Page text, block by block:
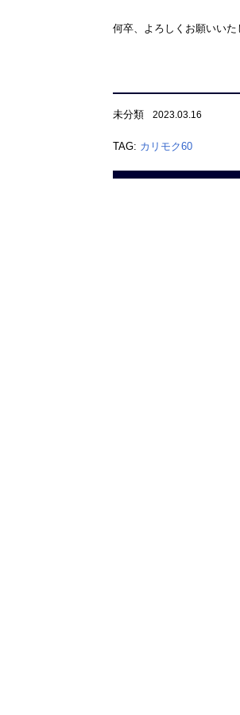
何卒、よろしくお願いいた
未分類 2023.03.16
TAG: カリモク60